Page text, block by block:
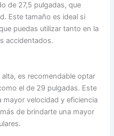
de 27,5 pulgadas, que
Este tamaño es ideal si
puedas utilizar tanto en la
accidentados.
es recomendable optar
el de 29 pulgadas. Este
velocidad y eficiencia
de brindarte una mayor